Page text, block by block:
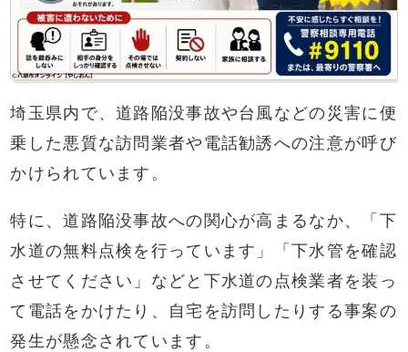
埼玉県内で、道路陥没事故や台風などの災害に便
乗した悪質な訪問業者や電話勧誘への注意が呼び
かけられています。
特に、道路陥没事故への関心が高まるなか、「下
水道の無料点検を行っています」「下水管を確認
させてください」などと下水道の点検業者を装っ
て電話をかけたり、自宅を訪問したりする事案の
発生が懸念されています。